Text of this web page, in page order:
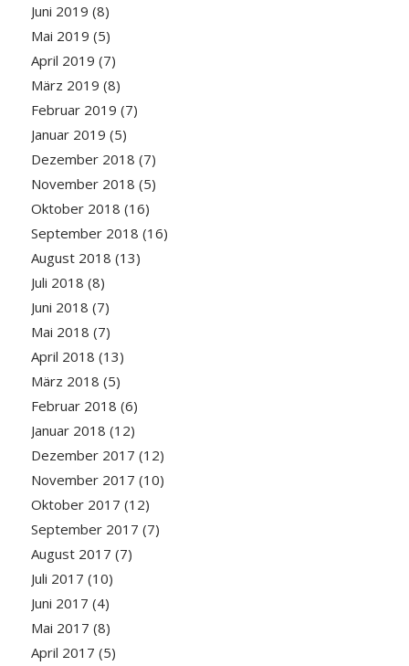
Juni 2019 (8)
Mai 2019 (5)
April 2019 (7)
März 2019 (8)
Februar 2019 (7)
Januar 2019 (5)
Dezember 2018 (7)
November 2018 (5)
Oktober 2018 (16)
September 2018 (16)
August 2018 (13)
Juli 2018 (8)
Juni 2018 (7)
Mai 2018 (7)
April 2018 (13)
März 2018 (5)
Februar 2018 (6)
Januar 2018 (12)
Dezember 2017 (12)
November 2017 (10)
Oktober 2017 (12)
September 2017 (7)
August 2017 (7)
Juli 2017 (10)
Juni 2017 (4)
Mai 2017 (8)
April 2017 (5)